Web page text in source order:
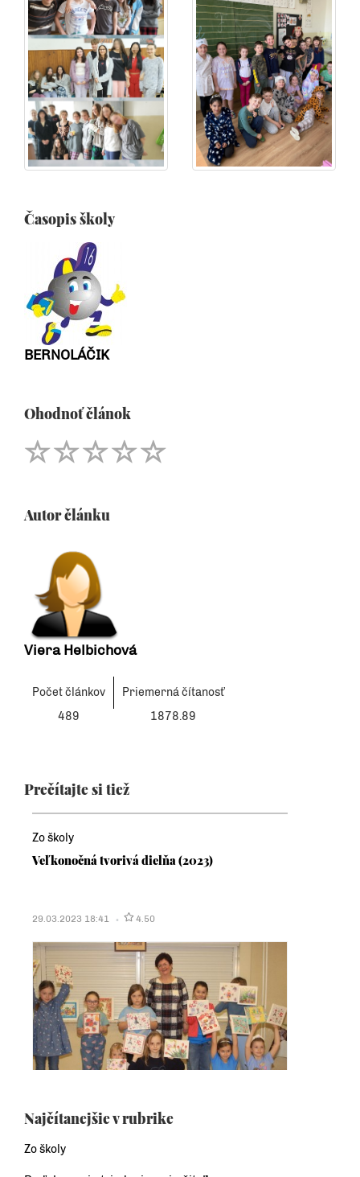
Časopis školy
BERNOLÁČIK
Ohodnoť článok
Autor článku
Viera Helbichová
Počet článkov
Priemerná čítanosť
489
1878.89
Prečítajte si tiež
Zo školy
Veľkonočná tvorivá dielňa (2023)
29.03.2023 18:41 4.50
Najčítanejšie v rubrike
Zo školy